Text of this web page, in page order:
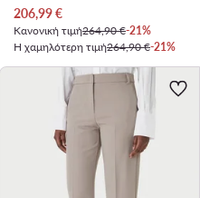
Τρέχουσα τιμή
206,99€
Κανονική τιμή264,90 €-21%
Η χαμηλότερη τιμή264,90 €-21%